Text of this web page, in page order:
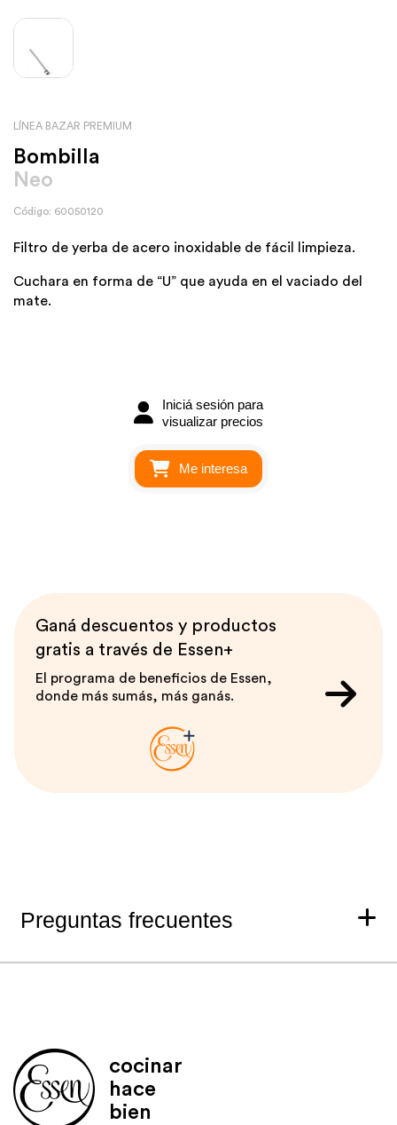
LÍNEA BAZAR PREMIUM
Bombilla
Neo
Código: 60050120
Filtro de yerba de acero inoxidable de fácil limpieza.
Cuchara en forma de “U” que ayuda en el vaciado del
mate.
Iniciá sesión para
visualizar precios
Me interesa
Ganá descuentos y productos
gratis a través de Essen+
El programa de beneficios de Essen,
donde más sumás, más ganás.
Preguntas frecuentes
cocinar
hace
bien